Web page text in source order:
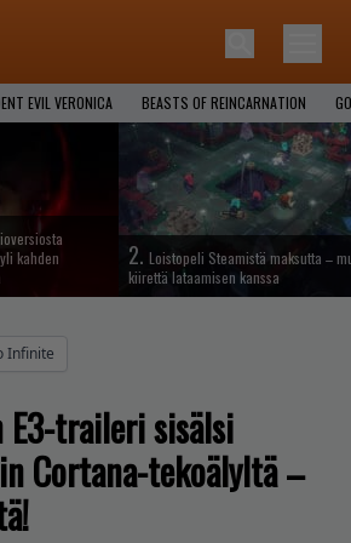
EVIL VERONICA BEASTS OF REINCARNATION
kahden
2. Loistopeli Steamistä maksutta –
kiirettä lataamisen kanssa
Infinite
traileri sisälsi
Cortana-tekoälyltä –